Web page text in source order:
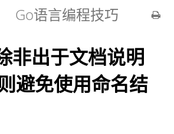
Go语言编程技巧
非出于文档说明
避免使用命名结